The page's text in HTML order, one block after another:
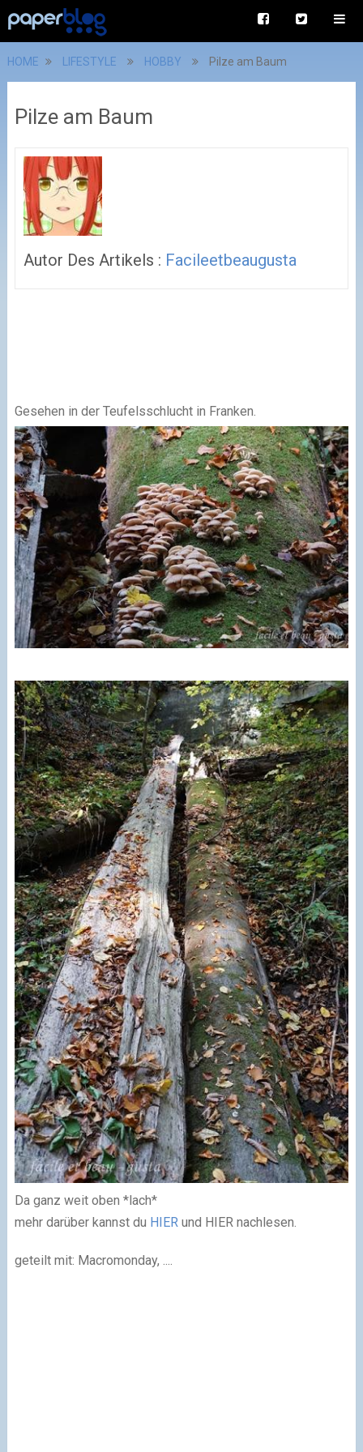
HOME LIFESTYLE HOBBY Pilze am Baum
Pilze am Baum
Autor Des Artikels : Facileetbeaugusta
Gesehen in der Teufelsschlucht in Franken.
Da ganz weit oben *lach*
mehr darüber kannst du HIER und HIER nachlesen.
geteilt mit: Macromonday, ....